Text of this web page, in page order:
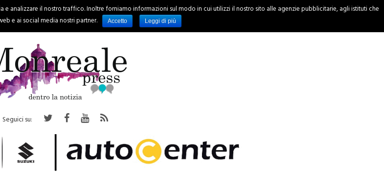
REGIONE EVENTI RUBRICHE SPORT INCHIESTE
Seguici su:
analizzare il nostro traffico. Inoltre forniamo informazioni sul modo in cui utilizzi il nostro sito alle agenzie pubblicitarie, agli istituti che
e ai social media nostri partner.
Accetto Leggi di più